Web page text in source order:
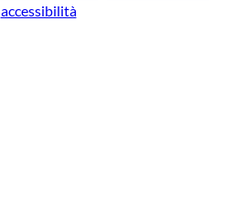
accessibilità